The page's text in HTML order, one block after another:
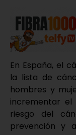
En España, el
la lista de
hombres y
incrementar
riesgo del
prevención y